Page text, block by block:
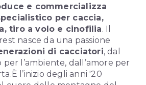
e commercializza
per caccia,
tiro a volo e cinofilia. Il
nasce da una passione
di cacciatori, dal
l’ambiente, dall’amore per
È l’inizio degli anni '20